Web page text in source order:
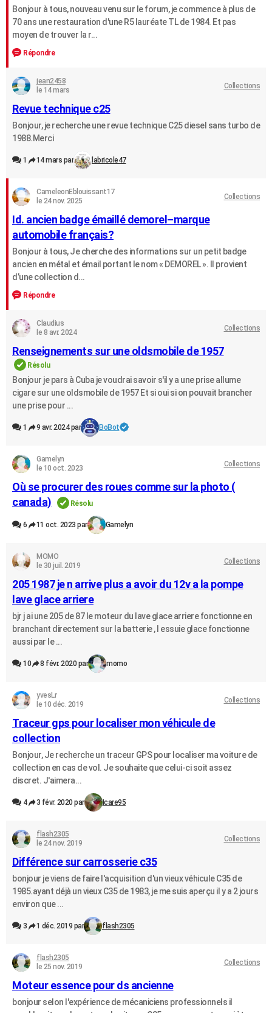
Destinations
City break
Voyage nature
Voyage de noces
Forum
Climat
+PHOTO
GUIDES D'ACHAT
CARTE DE VOEUX
Carte de Noël
Carte Bonne année
Carte Saint-Valentin
Carte Pâques
Carte d'anniversaire
DICTIONNAIRE
Dictionnaire
Biographies
Citations
Expressions
Proverbes
PROGRAMME TV
COPAINS D'AVANT
AVIS DE DÉCÈS
Bricolage
Lifestyle
Culture
Sport
Auto
Television
Voyage
Cinema
Bonjour à tous, nouveau venu sur le forum, je commence à plus de
70 ans une restauration d'une R5 lauréate TL de 1984. Et pas
moyen de trouver la r...
Répondre
jean2458
le 14 mars
Collections
Revue technique c25
Bonjour, je recherche une revue technique C25 diesel sans turbo de
1988.Merci
1 14 mars par labricole47
CameleonEblouissant17
le 24 nov. 2025
Collections
Id. ancien badge émaillé demorel–marque
automobile français?
Bonjour à tous, Je cherche des informations sur un petit badge
ancien en métal et émail portant le nom « DEMOREL ». Il provient
d’une collection d...
Répondre
Claudius
le 8 avr. 2024
Collections
Renseignements sur une oldsmobile de 1957
Résolu
Bonjour je pars à Cuba je voudrai savoir s'il y a une prise allume
cigare sur une oldsmobile de 1957 Et si oui si on pouvait brancher
une prise pour ...
1 9 avr. 2024 par BoBot
Gamelyn
le 10 oct. 2023
Collections
Où se procurer des roues comme sur la photo (
canada)
Résolu
6 11 oct. 2023 par Gamelyn
MOMO
le 30 juil. 2019
Collections
205 1987 je n arrive plus a avoir du 12v a la pompe
lave glace arriere
bjr j ai une 205 de 87 le moteur du lave glace arriere fonctionne en
branchant directement sur la batterie , l essuie glace fonctionne
aussi par le ...
10 8 févr. 2020 par momo
yvesLr
le 10 déc. 2019
Collections
Traceur gps pour localiser mon véhicule de
collection
Bonjour, Je recherche un traceur GPS pour localiser ma voiture de
collection en cas de vol. Je souhaite que celui-ci soit assez
discret. J'aimera...
4 3 févr. 2020 par Icare95
flash2305
le 24 nov. 2019
Collections
Différence sur carrosserie c35
bonjour je viens de faire l'acquisition d'un vieux véhicule C35 de
1985.ayant déjà un vieux C35 de 1983, je me suis aperçu il y a 2 jours
environ que ...
3 1 déc. 2019 par flash2305
flash2305
le 25 nov. 2019
Collections
Moteur essence pour ds ancienne
bonjour selon l'expérience de mécaniciens professionnels il